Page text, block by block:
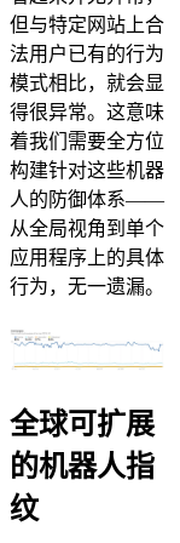
但与特定网站上合
法用户已有的行为
模式相比，就会显
得很异常。这意味
着我们需要全方位
构建针对这些机器
人的防御体系——
从全局视角到单个
应用程序上的具体
行为，无一遗漏。
全球可扩展
的机器人指
纹